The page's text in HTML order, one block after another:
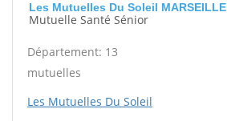
Les Mutuelles Du Soleil MARSEILLE
Mutuelle Santé Sénior
Département: 13
mutuelles
Les Mutuelles Du Soleil